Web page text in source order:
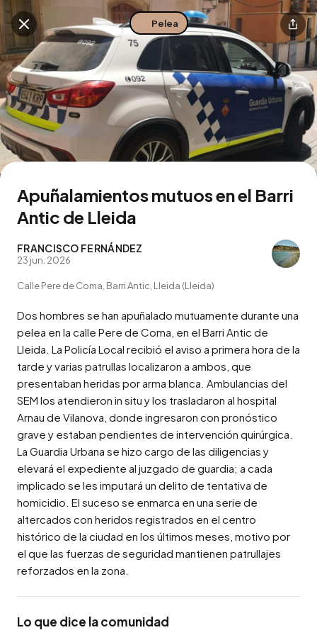
Descarga la app
Buscar en esta zona
Pelea
Apuñalamientos mutuos en el Barri
Antic de Lleida
FRANCISCO FERNÁNDEZ
23 jun. 2026
Calle Pere de Coma, Barri Antic, Lleida (Lleida)
Dos hombres se han apuñalado mutuamente durante una
pelea en la calle Pere de Coma, en el Barri Antic de
Lleida. La Policía Local recibió el aviso a primera hora de la
tarde y varias patrullas localizaron a ambos, que
presentaban heridas por arma blanca. Ambulancias del
SEM los atendieron in situ y los trasladaron al hospital
Arnau de Vilanova, donde ingresaron con pronóstico
grave y estaban pendientes de intervención quirúrgica.
La Guardia Urbana se hizo cargo de las diligencias y
elevará el expediente al juzgado de guardia; a cada
implicado se les imputará un delito de tentativa de
homicidio. El suceso se enmarca en una serie de
altercados con heridos registrados en el centro
histórico de la ciudad en los últimos meses, motivo por
el que las fuerzas de seguridad mantienen patrullajes
reforzados en la zona.
Lo que dice la comunidad